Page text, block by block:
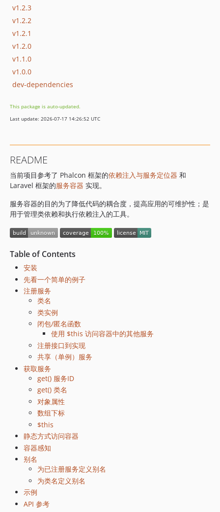
v1.2.3
v1.2.2
v1.2.1
v1.2.0
v1.1.0
v1.0.0
dev-dependencies
This package is auto-updated.
Last update: 2026-07-17 14:26:52 UTC
README
当前项目参考了 Phalcon 框架的依赖注入与服务定位器 和
Laravel 框架的服务容器 实现。
服务容器的目的为了降低代码的耦合度，提高应用的可维护性；是
用于管理类依赖和执行依赖注入的工具。
Table of Contents
安装
先看一个简单的例子
注册服务
类名
类实例
闭包/匿名函数
使用 $this 访问容器中的其他服务
注册接口到实现
共享（单例）服务
获取服务
get() 服务ID
get() 类名
对象属性
数组下标
$this
静态方式访问容器
容器感知
别名
为已注册服务定义别名
为类名定义别名
示例
API 参考